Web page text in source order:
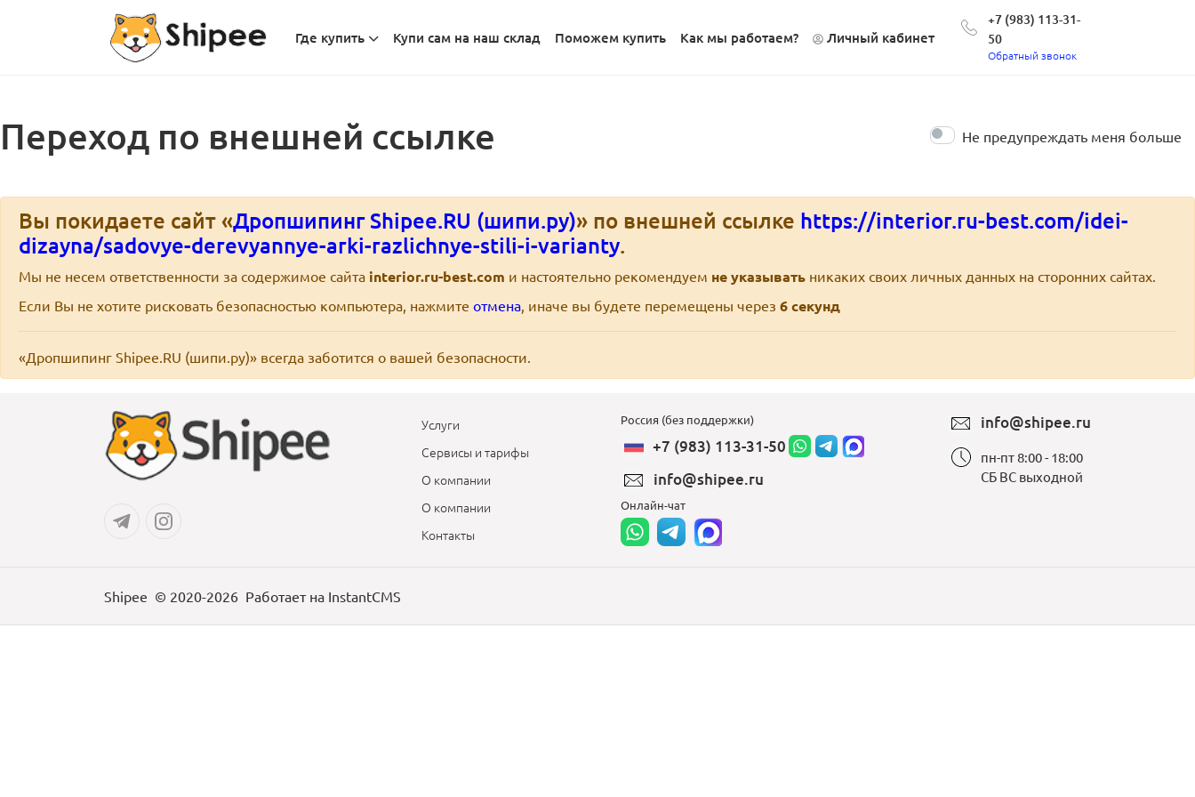
Где купить Купи сам на наш склад Поможем купить Как мы работаем? Личный кабинет
+7 (983) 113-31-
50
Обратный звонок
Переход по внешней ссылке Не предупреждать меня больше
Вы покидаете сайт «Дропшипинг Shipee.RU (шипи.ру)» по внешней ссылке https://interior.ru-best.com/idei-
dizayna/sadovye-derevyannye-arki-razlichnye-stili-i-varianty.
Мы не несем ответственности за содержимое сайта interior.ru-best.com и настоятельно рекомендуем не указывать никаких своих личных данных на сторонних сайтах.
Если Вы не хотите рисковать безопасностью компьютера, нажмите отмена, иначе вы будете перемещены через 6секунд
«Дропшипинг Shipee.RU (шипи.ру)» всегда заботится о вашей безопасности.
Услуги
Сервисы и тарифы
О компании
О компании
Контакты
Россия (без поддержки)
+7 (983) 113-31-50
info@shipee.ru
Онлайн-чат
info@shipee.ru
пн-пт 8:00 - 18:00
СБ ВС выходной
Shipee © 2020-2026 Работает на InstantCMS